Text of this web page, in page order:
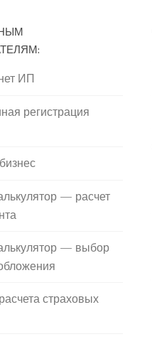
ИП
регистрация
— расчет
— выбор
страховых